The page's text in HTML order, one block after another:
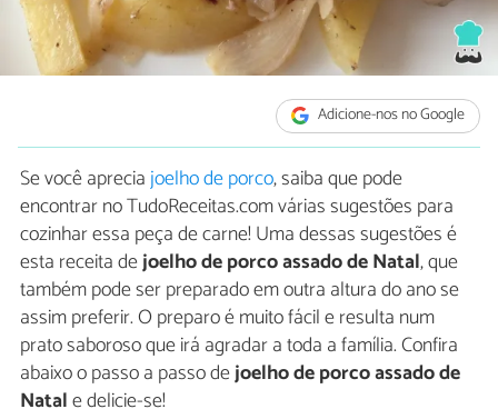
Adicione-nos no Google
Se você apreciajoelho de porco, saiba que pode
encontrar no TudoReceitas.com várias sugestões para
cozinhar essa peça de carne! Uma dessas sugestões é
esta receita dejoelho de porco assado de Natal, que
também pode ser preparado em outra altura do ano se
assim preferir. O preparo é muito fácil e resulta num
prato saboroso que irá agradar a toda a família. Confira
abaixo o passo a passo dejoelho de porco assado de
Natale delicie-se!